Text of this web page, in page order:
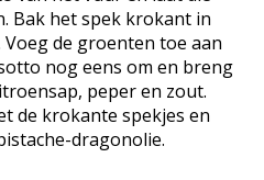
Bak het spek krokant in
de groenten toe aan
nog eens om en breng
peper en zout.
de krokante spekjes en
dragonolie.